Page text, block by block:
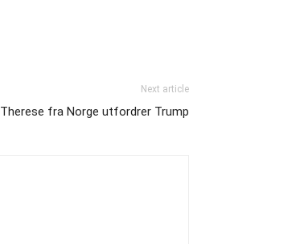
Next article
Therese fra Norge utfordrer Trump